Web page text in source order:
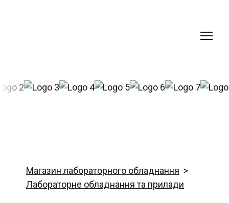
Магазин лабораторного обладнання
Лабораторне обладнання та прилади